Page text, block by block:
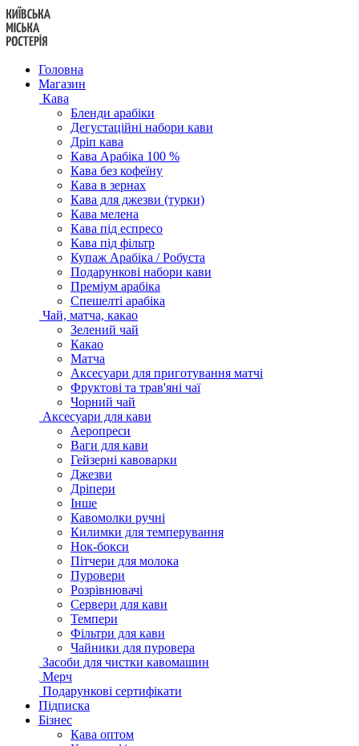
Перейти
до
вмісту
Головна
Магазин
Кава
Бленди арабіки
Дегустаційні набори кави
Дріп кава
Кава Арабіка 100 %
Кава без кофеїну
Кава в зернах
Кава для джезви (турки)
Кава мелена
Кава під еспресо
Кава під фільтр
Купаж Арабіка / Робуста
Подарункові набори кави
Преміум арабіка
Спешелті арабіка
Чай, матча, какао
Зелений чай
Какао
Матча
Аксесуари для приготування матчі
Фруктові та трав'яні чаї
Чорний чай
Аксесуари для кави
Аеропреси
Ваги для кави
Гейзерні кавоварки
Джезви
Дріпери
Інше
Кавомолки ручні
Килимки для темперування
Нок-бокси
Пітчери для молока
Пуровери
Розрівнювачі
Сервери для кави
Темпери
Фільтри для кави
Чайники для пуровера
Засоби для чистки кавомашин
Мерч
Подарункові сертифікати
Підписка
Бізнес
Кава оптом